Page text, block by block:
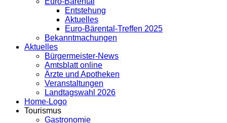
Entstehung
Aktuelles
Euro-Bärental-Treffen 2025
Bekanntmachungen
Aktuelles
Bürgermeister-News
Amtsblatt online
Ärzte und Apotheken
Veranstaltungen
Landtagswahl 2026
Home-Logo
Tourismus
Gastronomie